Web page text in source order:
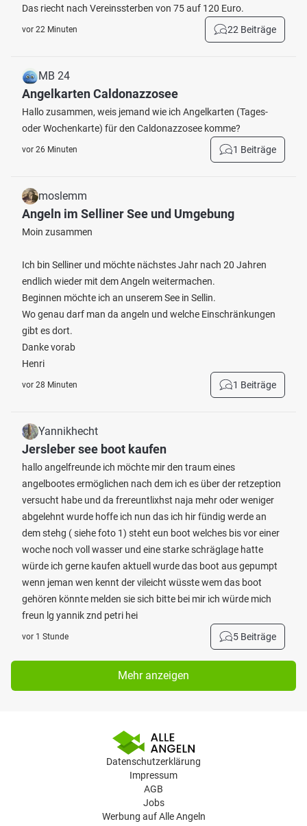
Das riecht nach Vereinssterben von 75 auf 120 Euro.
vor 22 Minuten 22 Beiträge
MB 24
Angelkarten Caldonazzosee
Hallo zusammen, weis jemand wie ich Angelkarten (Tages-
oder Wochenkarte) für den Caldonazzosee komme?
vor 26 Minuten 1 Beiträge
moslemm
Angeln im Selliner See und Umgebung
Moin zusammen
Ich bin Selliner und möchte nächstes Jahr nach 20 Jahren
endlich wieder mit dem Angeln weitermachen.
Beginnen möchte ich an unserem See in Sellin.
Wo genau darf man da angeln und welche Einschränkungen
gibt es dort.
Danke vorab
Henri
vor 28 Minuten 1 Beiträge
Yannikhecht
Jersleber see boot kaufen
hallo angelfreunde ich möchte mir den traum eines
angelbootes ermöglichen nach dem ich es über der retzeption
versucht habe und da frereuntlixhst naja mehr oder weniger
abgelehnt wurde hoffe ich nun das ich hir fündig werde an
dem stehg ( siehe foto 1) steht eun boot welches bis vor einer
woche noch voll wasser und eine starke schräglage hatte
würde ich gerne kaufen aktuell wurde das boot aus gepumpt
wenn jeman wen kennt der vileicht wüsste wem das boot
gehören könnte melden sie sich bitte bei mir ich würde mich
freun lg yannik znd petri hei
vor 1 Stunde 5 Beiträge
Mehr anzeigen
Datenschutzerklärung
Impressum
AGB
Jobs
Werbung auf Alle Angeln